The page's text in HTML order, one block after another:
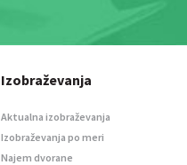
Izobraževanja
Aktualna izobraževanja
Izobraževanja po meri
Najem dvorane